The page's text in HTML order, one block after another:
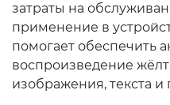
затраты на
применение в
помогает обеспечить
воспроизведение
изображения, текста и